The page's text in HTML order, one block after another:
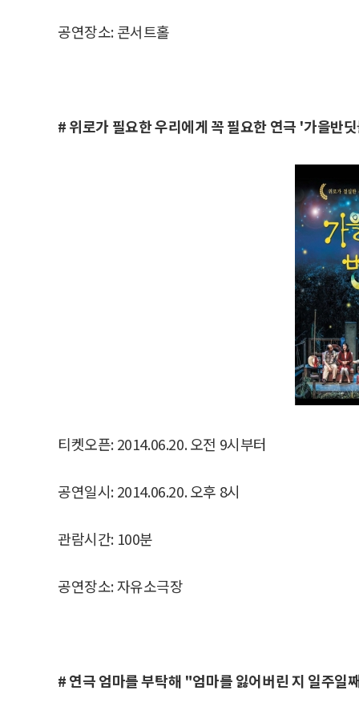
공연장소: 콘서트홀
# 위로가 필요한 우리에게 꼭 필요한 연극 '가을반
티켓오픈: 2014.06.20. 오전 9시부터
공연일시: 2014.06.20. 오후 8시
관람시간: 100분
공연장소: 자유소극장
# 연극 엄마를 부탁해 "엄마를 잃어버린 지 일주일